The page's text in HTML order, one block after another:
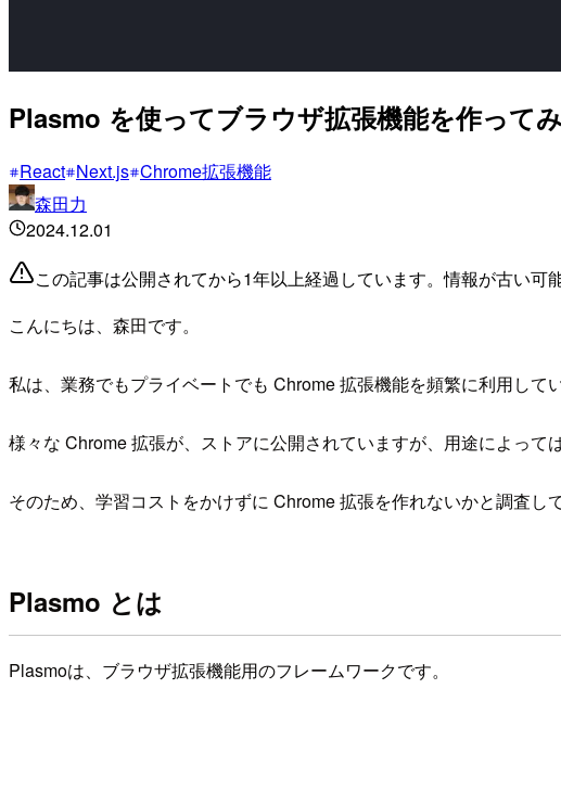
Plasmo を使ってブラウザ拡張機能を作って
React Next.js Chrome拡張機能
森田力
2024.12.01
この記事は公開されてから1年以上経過しています。情報が古い可
こんにちは、森田です。
私は、業務でもプライベートでも Chrome 拡張機能を頻繁に利用してい
様々な Chrome 拡張が、ストアに公開されていますが、用途によって
そのため、学習コストをかけずに Chrome 拡張を作れないかと調査し
Plasmo とは
Plasmoは、ブラウザ拡張機能用のフレームワークです。